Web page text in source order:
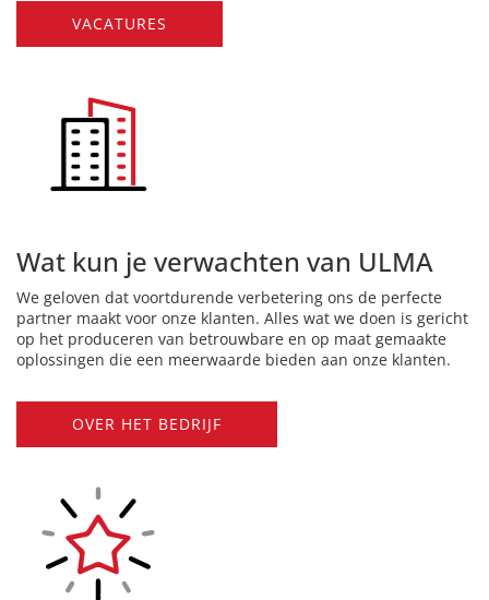
VACATURES
Wat kun je verwachten van ULMA
We geloven dat voortdurende verbetering ons de perfecte
partner maakt voor onze klanten. Alles wat we doen is gericht
op het produceren van betrouwbare en op maat gemaakte
oplossingen die een meerwaarde bieden aan onze klanten.
OVER HET BEDRIJF